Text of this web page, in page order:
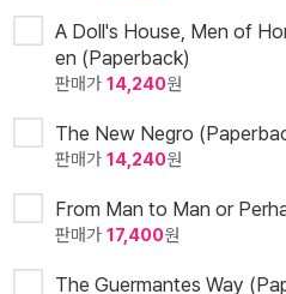
A Doll's House, Men of
en (Paperback)
판매가 14,240원
The New Negro
판매가 14,240원
From Man to Man or
판매가 17,400원
The Guermantes Way